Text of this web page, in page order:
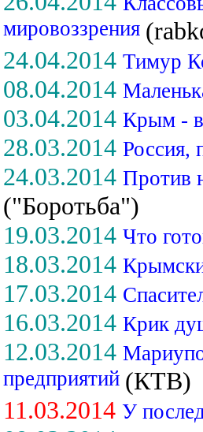
мировоззрения
24.04.2014 Тимур
08.04.2014
03.04.2014 Крым -
28.03.2014 Россия,
24.03.2014 Против
("Боротьба")
19.03.2014 Что
18.03.2014
17.03.2014
16.03.2014 Крик
12.03.2014
предприятий (КТВ)
11.03.2014 У